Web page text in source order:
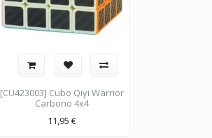
[CU423003] Cubo Qiyi Warrior
Carbono 4x4
11,95 €